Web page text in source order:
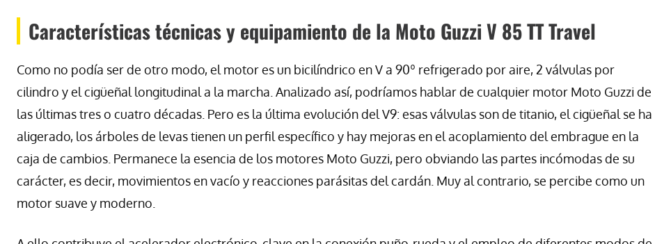
Características técnicas y equipamiento de la Moto Guzzi V 85 TT Travel
Como no podía ser de otro modo, el motor es un bicilíndrico en V a 90º refrigerado por aire, 2 válvulas por
cilindro y el cigüeñal longitudinal a la marcha. Analizado así, podríamos hablar de cualquier motor Moto Guzzi de
las últimas tres o cuatro décadas. Pero es la última evolución del V9: esas válvulas son de titanio, el cigüeñal se ha
aligerado, los árboles de levas tienen un perfil específico y hay mejoras en el acoplamiento del embrague en la
caja de cambios. Permanece la esencia de los motores Moto Guzzi, pero obviando las partes incómodas de su
carácter, es decir, movimientos en vacío y reacciones parásitas del cardán. Muy al contrario, se percibe como un
motor suave y moderno.